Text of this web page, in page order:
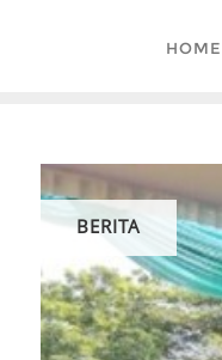
HOME
BERITA